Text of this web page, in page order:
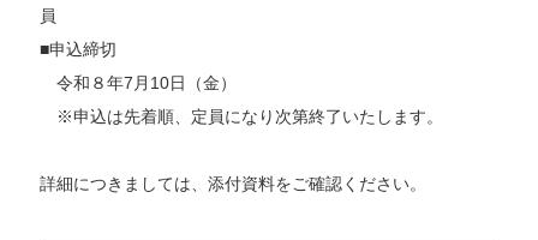
員
■申込締切
令和８年7月10日（金）
※申込は先着順、定員になり次第終了いたします。
詳細につきましては、添付資料をご確認ください。